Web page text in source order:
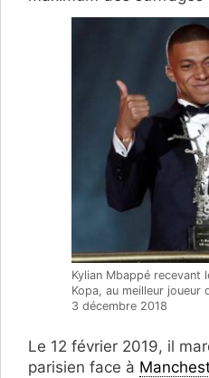
Kylian Mbappé recevant
Kopa, au meilleur joueur
3 décembre 2018
Le 12 février 2019, il
parisien face à